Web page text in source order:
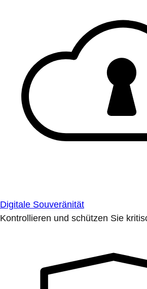
Digitale Souveränität
Kontrollieren und schützen Sie